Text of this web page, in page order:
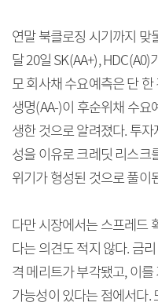
연말 북클로징 시기까지
달 20일 SK(AA+),
모 회사채 수요예측은 단
생명(AA-)이 후순위채 수
생한 것으로 알려졌다. 투
성을 이유로 크레딧 리스
위기가 형성된 것으로 풀이
다만 시장에서는 스프레드
다는 의견도 적지 않다. 금
격 메리트가 부각됐고, 이
가능성이 있다는 점에서다.